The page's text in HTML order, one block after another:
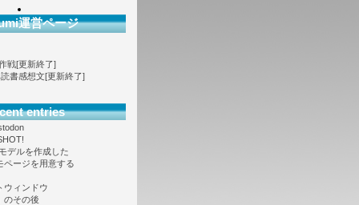
運営ページ
戦[更新終了]
書感想文[更新終了]
entries
デルを作成した
ページを用意する
ウィンドウ
のその後